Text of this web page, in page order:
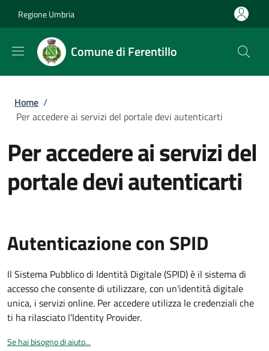
Regione Umbria
Comune di Ferentillo
Briciole di pane
Home /
Per accedere ai servizi del portale devi autenticarti
Per accedere ai servizi del
portale devi autenticarti
Autenticazione con SPID
Il Sistema Pubblico di Identità Digitale (SPID) è il sistema di
accesso che consente di utilizzare, con un'identità digitale
unica, i servizi online. Per accedere utilizza le credenziali che
ti ha rilasciato l’Identity Provider.
Se hai bisogno di aiuto...